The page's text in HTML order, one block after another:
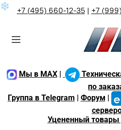
❄ +7 (495) 660-12-35| +7
Мы в MAX|
по
Группа в Telegram
Форум
Уцененный товары